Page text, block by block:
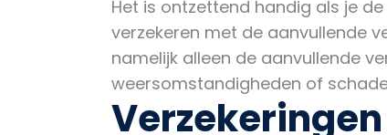
Het is ontzettend handig als je
verzekeren met de aanvullende
namelijk alleen de aanvullende
weersomstandigheden of